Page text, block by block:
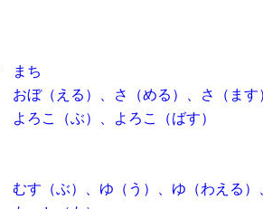
まち
おぼ（える）、さ（める）、さ（ます
よろこ（ぶ）、よろこ（ばす）
むす（ぶ）、ゆ（う）、ゆ（わえる）